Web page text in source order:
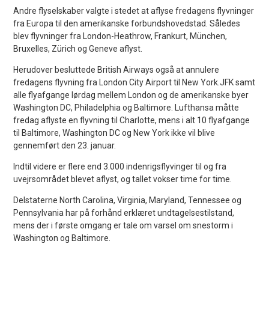
Andre flyselskaber valgte i stedet at aflyse fredagens flyvninger
fra Europa til den amerikanske forbundshovedstad. Således
blev flyvninger fra London-Heathrow, Frankurt, München,
Bruxelles, Zürich og Geneve aflyst.
Herudover besluttede British Airways også at annulere
fredagens flyvning fra London City Airport til New York.JFK samt
alle flyafgange lørdag mellem London og de amerikanske byer
Washington DC, Philadelphia og Baltimore. Lufthansa måtte
fredag aflyste en flyvning til Charlotte, mens i alt 10 flyafgange
til Baltimore, Washington DC og New York ikke vil blive
gennemført den 23. januar.
Indtil videre er flere end 3.000 indenrigsflyvinger til og fra
uvejrsområdet blevet aflyst, og tallet vokser time for time.
Delstaterne North Carolina, Virginia, Maryland, Tennessee og
Pennsylvania har på forhånd erklæret undtagelsestilstand,
mens der i første omgang er tale om varsel om snestorm i
Washington og Baltimore.